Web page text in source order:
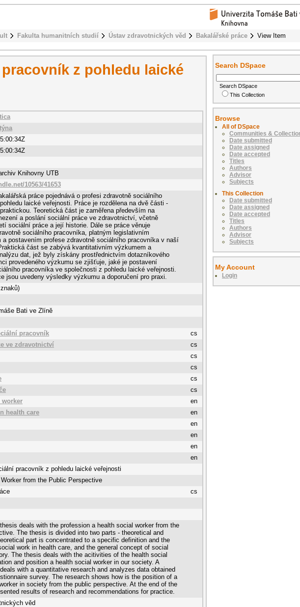
Fakulta humanitních studií Ústav zdravotnických věd Bakalářské práce View Item
z pohledu laické
Knihovny UTB
10563/41653
práce pojednává o profesi zdravotně sociálního
laické veřejnosti. Práce je rozdělena na dvě části -
Teoretická část je zaměřena především na
a poslání sociální práce ve zdravotnictví, včetně
sociální práce a její historie. Dále se práce věnuje
sociálního pracovníka, platným legislativním
a postavením profese zdravotně sociálního pracovníka v naší
část se zabývá kvantitativním výzkumem a
dat, jež byly získány prostřednictvím dotazníkového
provedeného výzkumu se zjišťuje, jaké je postavení
pracovníka ve společnosti z pohledu laické veřejnosti.
jsou uvedeny výsledky výzkumu a doporučení pro praxi.
Bati ve Zlíně
pracovník
cs
ve zdravotnictví
cs
cs
cs
cs
cs
worker
en
health care
en
en
en
en
en
pracovník z pohledu laické veřejnosti
from the Public Perspective
cs
deals with the profession a health social worker from the
The thesis is divided into two parts - theoretical and
part is concentrated to a specific definition and the
work in health care, and the general concept of social
The thesis deals with the acitivities of the health social
and position a health social worker in our society. A
with a quantitative research and analyzes data obtained
survey. The research shows how is the position of a
in society from the public perspective. At the end of the
results of research and recommendations for practice.
věd
Search DSpace
Search DSpace
This Collection
Browse
All of DSpace
Communities &
Date submitted
Date assigned
Date accepted
Titles
Authors
Advisor
Subjects
This Collection
Date submitted
Date assigned
Date accepted
Titles
Authors
Advisor
Subjects
My Account
Login